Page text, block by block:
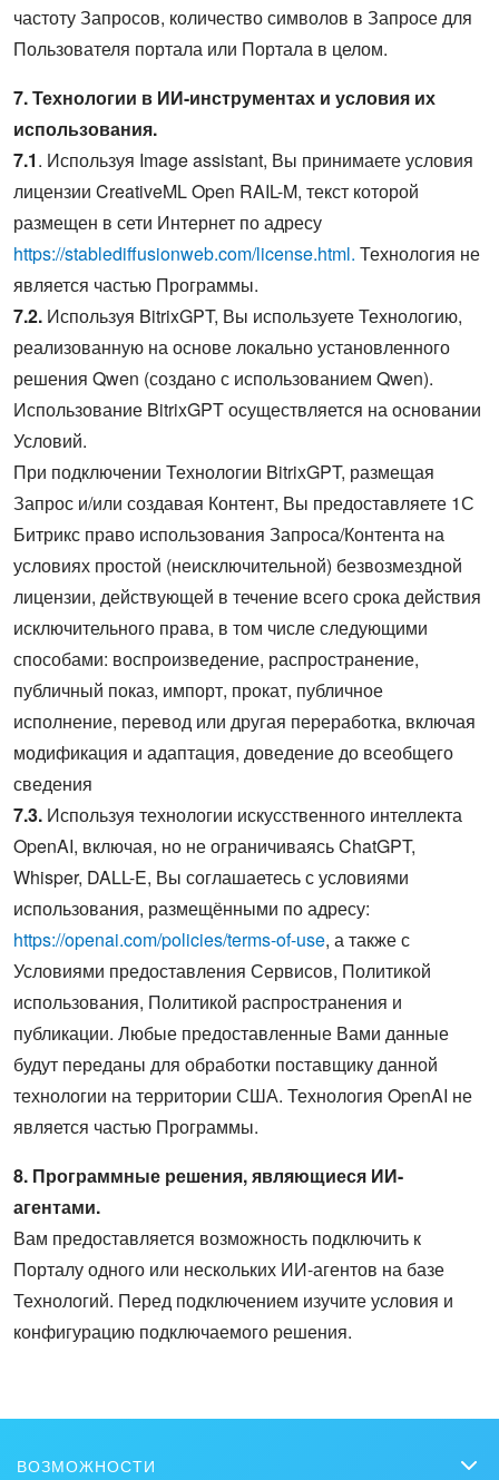
частоту Запросов, количество символов в Запросе для
Пользователя портала или Портала в целом.
7. Технологии в ИИ-инструментах и условия их
использования.
7.1. Используя Image assistant, Вы принимаете условия
лицензии CreativeML Open RAIL-M, текст которой
размещен в сети Интернет по адресу
https://stablediffusionweb.com/license.html. Технология не
является частью Программы.
7.2. Используя BitrixGPT, Вы используете Технологию,
реализованную на основе локально установленного
решения Qwen (создано с использованием Qwen).
Использование BitrixGPT осуществляется на основании
Условий.
При подключении Технологии BitrixGPT, размещая
Запрос и/или создавая Контент, Вы предоставляете 1С
Битрикс право использования Запроса/Контента на
условиях простой (неисключительной) безвозмездной
лицензии, действующей в течение всего срока действия
исключительного права, в том числе следующими
способами: воспроизведение, распространение,
публичный показ, импорт, прокат, публичное
исполнение, перевод или другая переработка, включая
модификация и адаптация, доведение до всеобщего
сведения
7.3. Используя технологии искусственного интеллекта
OpenAI, включая, но не ограничиваясь ChatGPT,
Whisper, DALL-E, Вы соглашаетесь с условиями
использования, размещёнными по адресу:
https://openai.com/policies/terms-of-use, а также с
Условиями предоставления Сервисов, Политикой
использования, Политикой распространения и
публикации. Любые предоставленные Вами данные
будут переданы для обработки поставщику данной
технологии на территории США. Технология OpenAI не
является частью Программы.
8. Программные решения, являющиеся ИИ-
агентами.
Вам предоставляется возможность подключить к
Порталу одного или нескольких ИИ-агентов на базе
Технологий. Перед подключением изучите условия и
конфигурацию подключаемого решения.
ВОЗМОЖНОСТИ